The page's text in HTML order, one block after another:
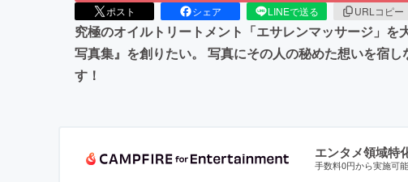
ポスト シェア LINEで送る URLコピー
究極のオイルトリートメント「エサレンマッサージ」
写真集』を創りたい。 写真にその人の秘めた想いを宿
す！
エンタメ領域特
手数料0円から実施可